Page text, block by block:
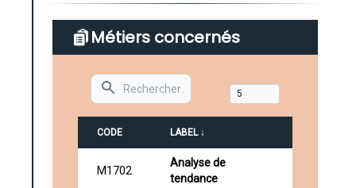
Métiers concernés
Search
CODE LABEL ↓
M1702
Analyse de
tendance